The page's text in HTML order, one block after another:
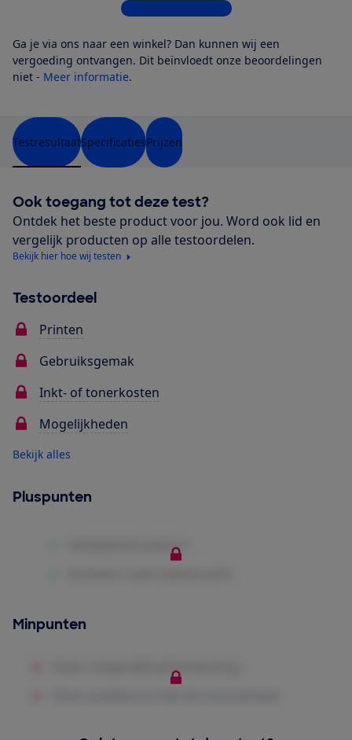
Bekijk alle 11 winkels
Ga je via ons naar een winkel? Dan kunnen wij een
vergoeding ontvangen. Dit beïnvloedt onze beoordelingen
niet - Meer informatie.
TestresultaatSpecificatiesPrijzen
Ook toegang tot deze test?
Ontdek het beste product voor jou. Word ook lid en
vergelijk producten op alle testoordelen.
Bekijk hier hoe wij testen
Testoordeel
Printen
Gebruiksgemak
Inkt- of tonerkosten
Mogelijkheden
Bekijk alles
Pluspunten
Minpunten